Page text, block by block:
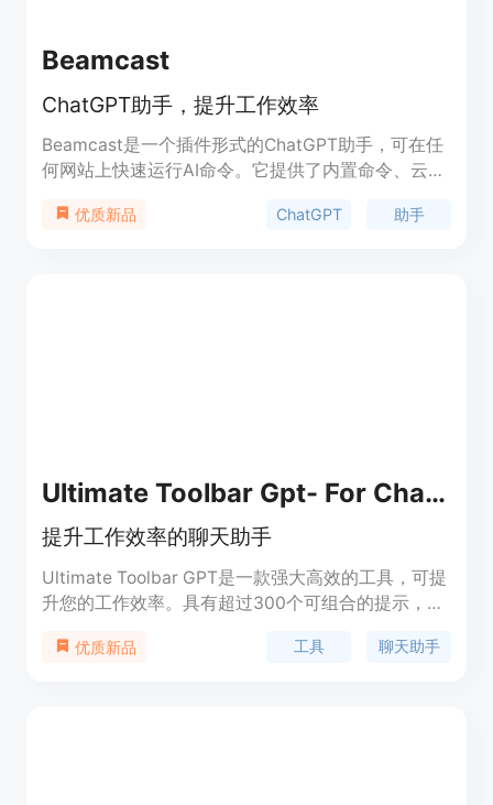
Beamcast
ChatGPT助手，提升工作效率
Beamcast是一个插件形式的ChatGPT助手，可在任
何网站上快速运行AI命令。它提供了内置命令、云同
来写作、编程、提问等，提高工作效率。Beamcast
优质新品 ChatGPT 助手
Ultimate Toolbar Gpt- For ChatGpt
提升工作效率的聊天助手
Ultimate Toolbar GPT是一款强大高效的工具，可提
升您的工作效率。具有超过300个可组合的提示，语
动化工具，如检测抄袭、聊天机器人、网站构建等。
优质新品 工具 聊天助手